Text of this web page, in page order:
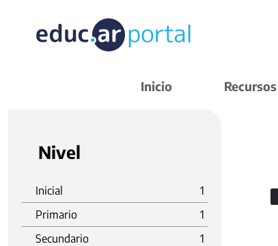
Inicio Recursos
Nivel
Inicial
1
Primario
1
Secundario
1